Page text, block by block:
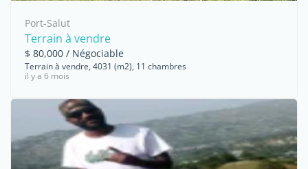
Port-Salut
Terrain à vendre
$ 80,000 / Négociable
Terrain à vendre, 4031 (m2), 11 chambres
il y a 6 mois